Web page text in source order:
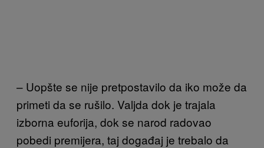
– Uopšte se nije pretpostavilo da iko može da
primeti da se rušilo. Valjda dok je trajala
izborna euforija, dok se narod radovao
pobedi premijera, taj događaj je trebalo da